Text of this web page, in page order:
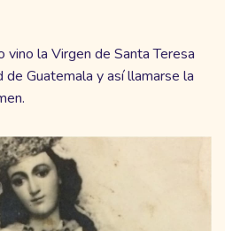
vino la Virgen de Santa Teresa
de Guatemala y así llamarse la